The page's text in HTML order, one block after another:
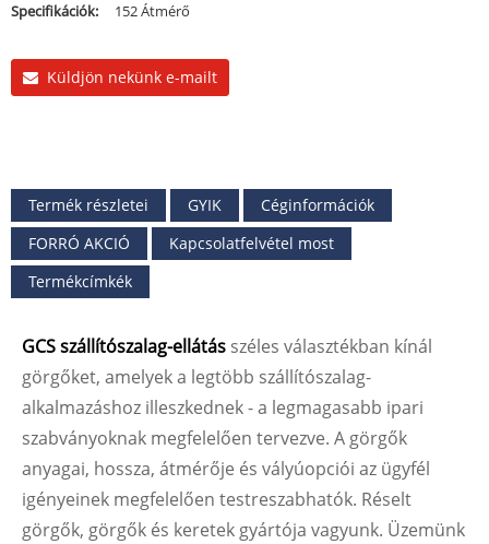
Specifikációk:
152 Átmérő
Küldjön nekünk e-mailt
Termék részletei GYIK
Céginformációk
FORRÓ AKCIÓ
Kapcsolatfelvétel most
Termékcímkék
GCS szállítószalag-ellátás széles választékban kínál
görgőket, amelyek a legtöbb szállítószalag-
alkalmazáshoz illeszkednek - a legmagasabb ipari
szabványoknak megfelelően tervezve. A görgők
anyagai, hossza, átmérője és vályúopciói az ügyfél
igényeinek megfelelően testreszabhatók. Réselt
görgők, görgők és keretek gyártója vagyunk. Üzemünk